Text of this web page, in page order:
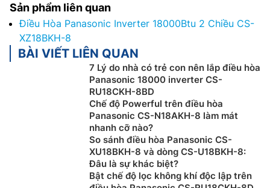
Sản phẩm liên quan
Điều Hòa Panasonic Inverter 18000Btu 2 Chiều CS-
XZ18BKH-8
BÀI VIẾT LIÊN QUAN
7 Lý do nhà có trẻ con nên lắp điều hòa
Panasonic 18000 inverter CS-
RU18CKH-8BD
Chế độ Powerful trên điều hòa
Panasonic CS-N18AKH-8 làm mát
nhanh cỡ nào?
So sánh điều hòa Panasonic CS-
XU18BKH-8 và dòng CS-U18BKH-8:
Đâu là sự khác biệt?
Bật chế độ lọc không khí độc lập trên